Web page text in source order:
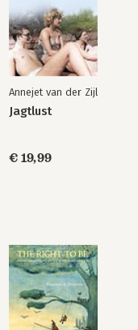
Annejet van der Zijl
Jagtlust
€ 19,99